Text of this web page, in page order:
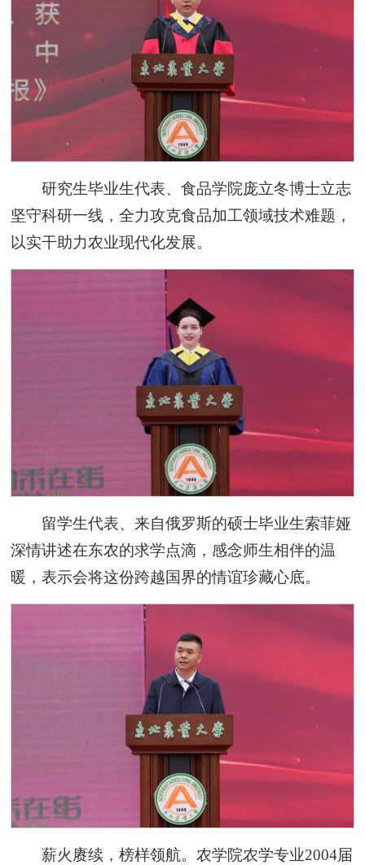
研究生毕业生代表、食品学院庞立冬博士立志
坚守科研一线，全力攻克食品加工领域技术难题，
以实干助力农业现代化发展。
留学生代表、来自俄罗斯的硕士毕业生索菲娅
深情讲述在东农的求学点滴，感念师生相伴的温
暖，表示会将这份跨越国界的情谊珍藏心底。
薪火赓续，榜样领航。农学院农学专业2004届